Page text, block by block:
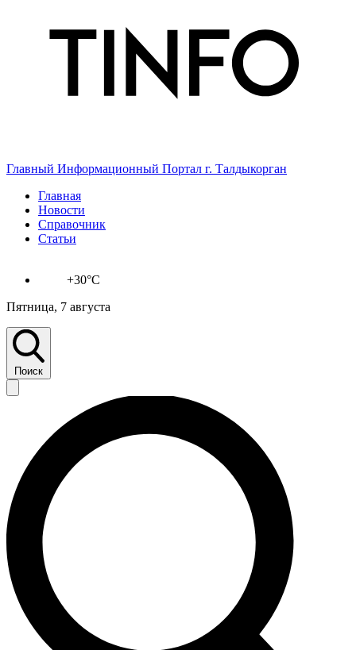
Главный Информационный Портал г. Талдыкорган
Главная
Новости
Справочник
Статьи
+30°C
Пятница, 7 августа
Поиск